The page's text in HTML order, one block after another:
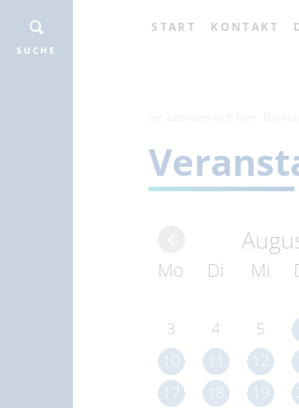
START KONTAKT
SUCHE
Mo Di Mi
3
4 5
10
11 12
17
18 19